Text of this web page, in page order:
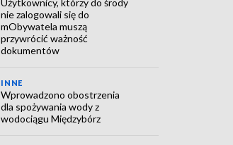
nie zalogowali się do
mObywatela muszą
przywrócić ważność
dokumentów
INNE
Wprowadzono obostrzenia
dla spożywania wody z
wodociągu Międzybórz